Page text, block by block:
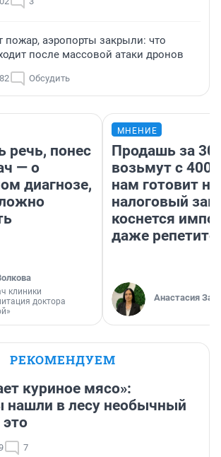
пожар, аэропорты закрыли: что
после массовой атаки дронов
Обсудить
речь, понес
— о
диагнозе,
клиники
доктора
МНЕНИЕ
Продашь за
возьмут с
нам готовит
налоговый
коснется
даже
Анастасия
РЕКОМЕНДУЕМ
куриное мясо»:
нашли в лесу необычный
7